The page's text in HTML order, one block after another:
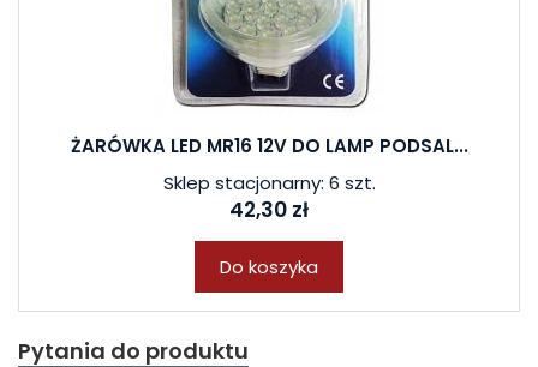
ŻARÓWKA LED MR16 12V DO LAMP PODSAL...
Sklep stacjonarny: 6 szt.
42,30 zł
Do koszyka
Pytania do produktu